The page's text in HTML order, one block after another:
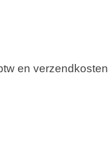
en verzendkosten